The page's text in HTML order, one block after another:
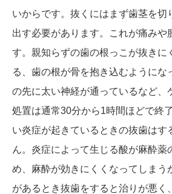
いからです。抜くにはまず歯茎を切
出す必要があります。これが痛みや
す。親知らずの歯の根っこが抜きに
る、歯の根が骨を抱き込むようにな
の先に太い神経が通っているなど、
処置は通常30分から1時間ほどで終
い炎症が起きているときの抜歯はす
ん。炎症によって生じる酸が麻酔薬
め、麻酔が効きにくくなってしまう
があるとき抜歯をすると治りが悪く